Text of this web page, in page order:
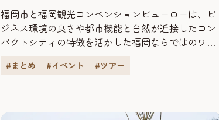
福岡市と福岡観光コンベンションビューローは、ビ
ジネス環境の良さや都市機能と自然が近接したコン
パクトシティの特徴を活かした福岡ならではのワー
「ワーク（仕事）」と「バケーション（休暇）」を
境があれば仕事ができる方が主な利用者です。 「福
#まとめ #イベント #ツアー